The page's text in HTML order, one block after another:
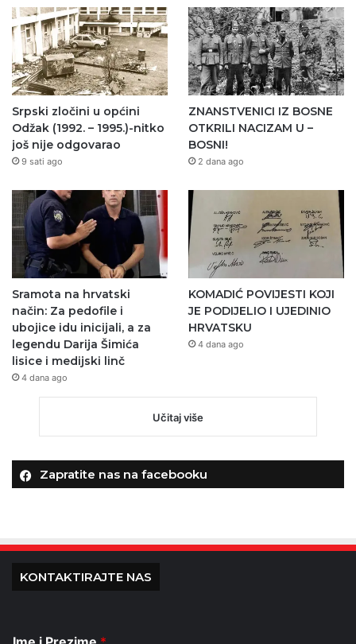
Srpski zločini u općini
Odžak (1992. – 1995.)-nitko
još nije odgovarao
9 sati ago
ZNANSTVENICI IZ BOSNE
OTKRILI NACIZAM U –
BOSNI!
2 dana ago
Sramota na hrvatski
način: Za pedofile i
ubojice idu inicijali, a za
legendu Darija Šimića
lisice i medijski linč
4 dana ago
KOMADIĆ POVIJESTI KOJI
JE PODIJELIO I UJEDINIO
HRVATSKU
4 dana ago
Učitaj više
Zapratite nas na facebooku
KONTAKTIRAJTE NAS